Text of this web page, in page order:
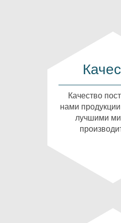
Качество
нами
лучшими